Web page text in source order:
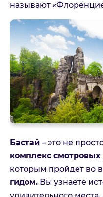
называют
Бастай – это не
комплекс
которым пройдет во
гидом. Вы узнаете